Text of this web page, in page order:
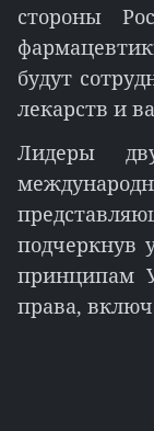
стороны
будут
лекарств и
Лидеры
подчеркнув
принципам
права,